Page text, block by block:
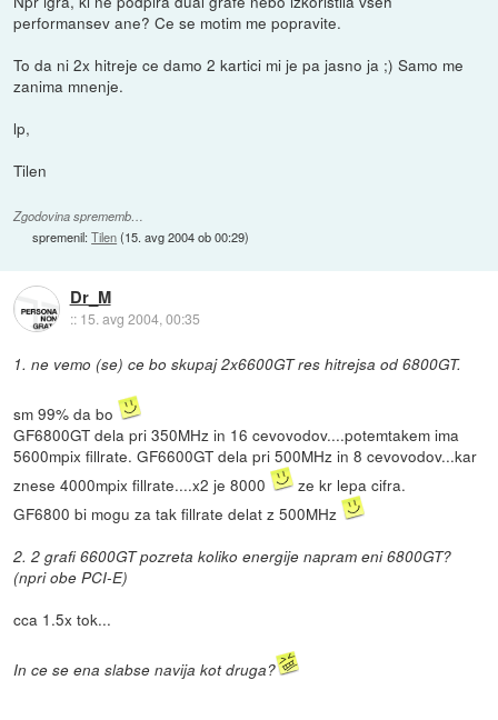
performansev ane? Ce se motim me popravite.
To da ni 2x hitreje ce damo 2 kartici mi je pa jasno ja ;) Samo me
zanima mnenje.
lp,
Tilen
Zgodovina sprememb…
spremenil:Tilen(15. avg 2004 ob 00:29)
Dr_M
:: 15. avg 2004, 00:35
1. ne vemo (se) ce bo skupaj 2x6600GT res hitrejsa od 6800GT.
sm 99% da bo
GF6800GT dela pri 350MHz in 16 cevovodov....potemtakem ima
5600mpix fillrate. GF6600GT dela pri 500MHz in 8 cevovodov...kar
znese 4000mpix fillrate....x2 je 8000
ze kr lepa cifra.
GF6800 bi mogu za tak fillrate delat z 500MHz
2. 2 grafi 6600GT pozreta koliko energije napram eni 6800GT?
(npri obe PCI-E)
cca 1.5x tok...
In ce se ena slabse navija kot druga?